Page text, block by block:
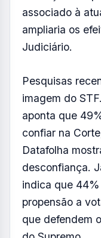
propensão a
que defendem
do Supremo.
Esse cenário
ambiente
adversários
pressionando
Apesar disso,
resistência.
para se afastar
da Polícia
novas